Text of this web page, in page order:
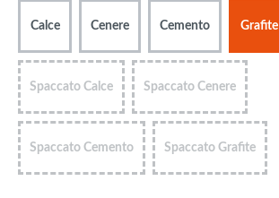
Calce Cenere Cemento Grafite
Spaccato Calce Spaccato Cenere
Spaccato Cemento Spaccato Grafite